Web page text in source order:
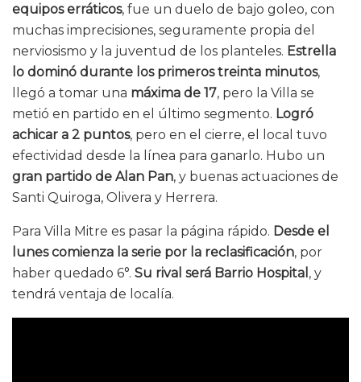
equipos erráticos, fue un duelo de bajo goleo, con
muchas imprecisiones, seguramente propia del
nerviosismo y la juventud de los planteles. Estrella
lo dominó durante los primeros treinta minutos,
llegó a tomar una máxima de 17, pero la Villa se
metió en partido en el último segmento. Logró
achicar a 2 puntos, pero en el cierre, el local tuvo
efectividad desde la línea para ganarlo. Hubo un
gran partido de Alan Pan, y buenas actuaciones de
Santi Quiroga, Olivera y Herrera.
Para Villa Mitre es pasar la página rápido. Desde el
lunes comienza la serie por la reclasificación, por
haber quedado 6°. Su rival será Barrio Hospital , y
tendrá ventaja de localía.